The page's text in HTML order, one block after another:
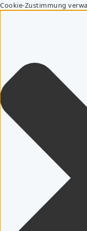
Cookie-Zustimmung